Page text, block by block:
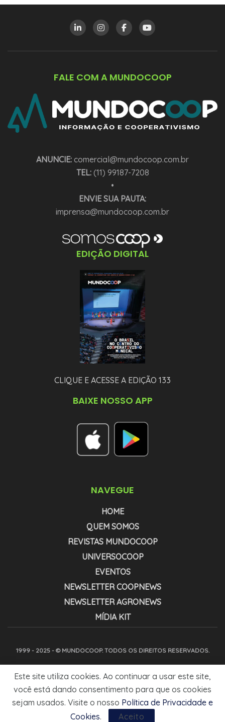
FALE COM A MUNDOCOOP
ANUNCIE: comercial@mundocoop.com.br
TEL:(11) 99187-7208
•
ENVIE SUA PAUTA:
imprensa@mundocoop.com.br
EDIÇÃO DIGITAL
CLIQUE E ACESSE A EDIÇÃO 133
BAIXE NOSSO APP
NAVEGUE
HOME
QUEM SOMOS
REVISTAS MUNDOCOOP
UNIVERSOCOOP
EVENTOS
NEWSLETTER COOPNEWS
NEWSLETTER AGRONEWS
MÍDIA KIT
1999 - 2025 - © MUNDOCOOP. TODOS OS DIREITOS RESERVADOS.
Este site utiliza cookies. Ao continuar a usar este site,
você está dando consentimento para que os cookies
sejam usados. Visite o nosso Política de Privacidade e
Cookies. Aceito